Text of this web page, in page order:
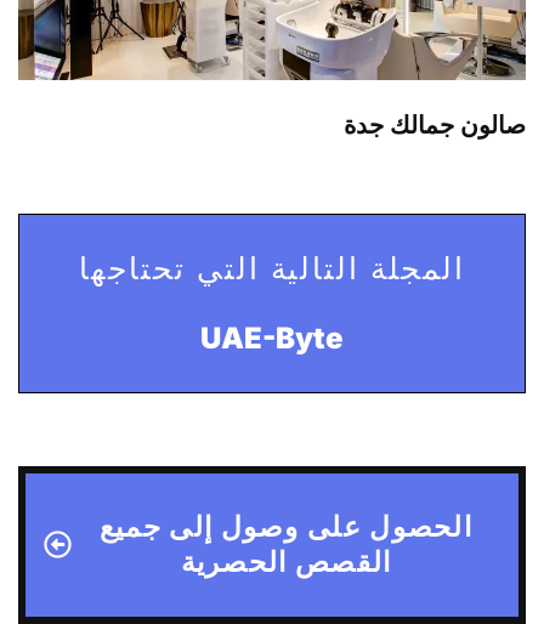
صالون جمالك جدة
المجلة التالية التي تحتاجها
UAE-Byte
الحصول على وصول إلى جميع
القصص الحصرية